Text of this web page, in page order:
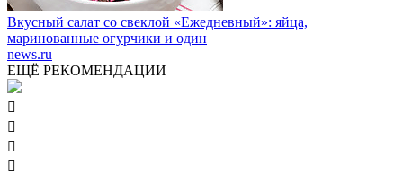
Вкусный салат со свеклой «Ежедневный»: яйца,
маринованные огурчики и один
news.ru
ЕЩЁ РЕКОМЕНДАЦИИ



